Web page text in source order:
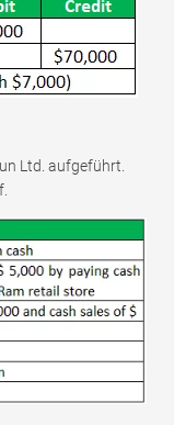
Ltd. aufgeführt.